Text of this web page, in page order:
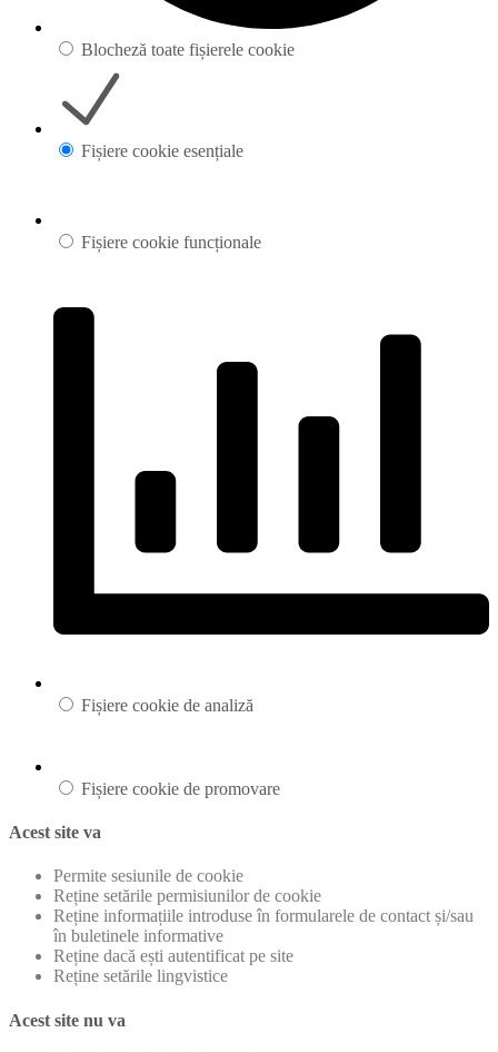
Blocheză toate fișierele cookie
Fișiere cookie esențiale
Fișiere cookie funcționale
Fișiere cookie de analiză
Fișiere cookie de promovare
Acest site va
Permite sesiunile de cookie
Reține setările permisiunilor de cookie
Reține informațiile introduse în formularele de contact și/sau
în buletinele informative
Reține dacă ești autentificat pe site
Reține setările lingvistice
Acest site nu va